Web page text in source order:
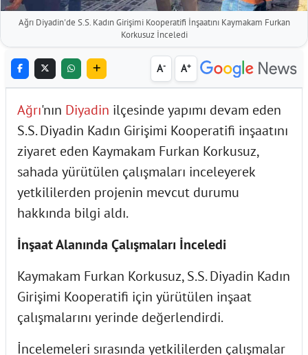
Ağrı Diyadin'de S.S. Kadın Girişimi Kooperatifi İnşaatını Kaymakam Furkan
Korkusuz İnceledi
A- A+
Ağrı'nın Diyadin ilçesinde yapımı devam eden
S.S. Diyadin Kadın Girişimi Kooperatifi inşaatını
ziyaret eden Kaymakam Furkan Korkusuz,
sahada yürütülen çalışmaları inceleyerek
yetkililerden projenin mevcut durumu
hakkında bilgi aldı.
İnşaat Alanında Çalışmaları İnceledi
Kaymakam Furkan Korkusuz, S.S. Diyadin Kadın
Girişimi Kooperatifi için yürütülen inşaat
çalışmalarını yerinde değerlendirdi.
İncelemeleri sırasında yetkililerden çalışmalar